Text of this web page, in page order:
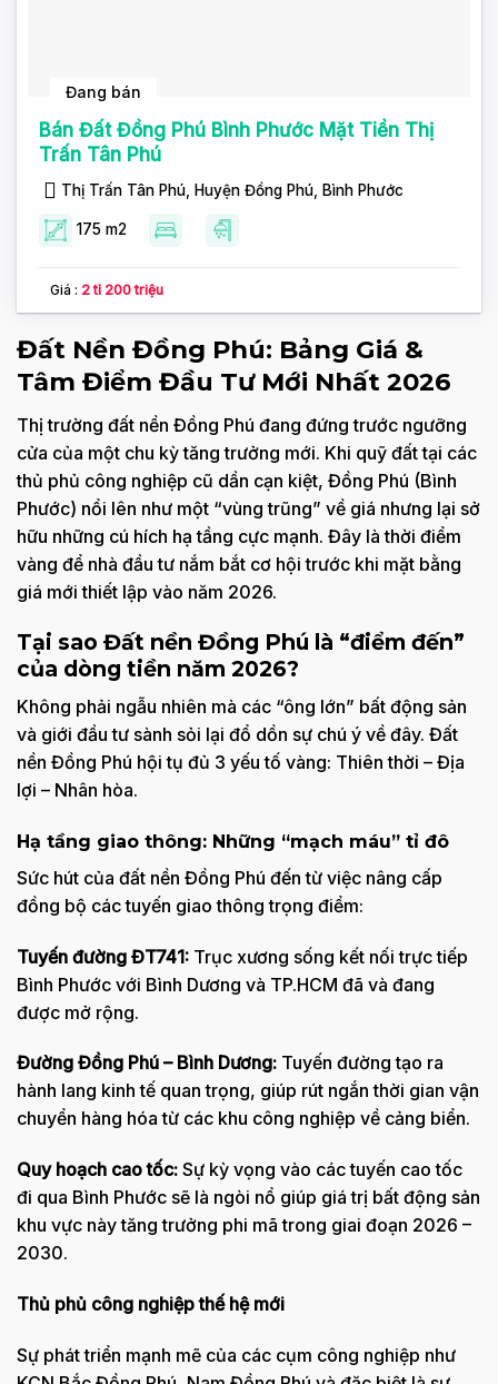
Đang bán
Bán Đất Đồng Phú Bình Phước Mặt Tiền Thị
Trấn Tân Phú
Thị Trấn Tân Phú, Huyện Đồng Phú, Bình Phước
175 m2
Giá : 2 tỉ 200 triệu
Đất Nền Đồng Phú: Bảng Giá &
Tâm Điểm Đầu Tư Mới Nhất 2026
Thị trường đất nền Đồng Phú đang đứng trước ngưỡng
cửa của một chu kỳ tăng trưởng mới. Khi quỹ đất tại các
thủ phủ công nghiệp cũ dần cạn kiệt, Đồng Phú (Bình
Phước) nổi lên như một “vùng trũng” về giá nhưng lại sở
hữu những cú hích hạ tầng cực mạnh. Đây là thời điểm
vàng để nhà đầu tư nắm bắt cơ hội trước khi mặt bằng
giá mới thiết lập vào năm 2026.
Tại sao Đất nền Đồng Phú là “điểm đến”
của dòng tiền năm 2026?
Không phải ngẫu nhiên mà các “ông lớn” bất động sản
và giới đầu tư sành sỏi lại đổ dồn sự chú ý về đây. Đất
nền Đồng Phú hội tụ đủ 3 yếu tố vàng: Thiên thời – Địa
lợi – Nhân hòa.
Hạ tầng giao thông: Những “mạch máu” tỉ đô
Sức hút của đất nền Đồng Phú đến từ việc nâng cấp
đồng bộ các tuyến giao thông trọng điểm:
Tuyến đường ĐT741: Trục xương sống kết nối trực tiếp
Bình Phước với Bình Dương và TP.HCM đã và đang
được mở rộng.
Đường Đồng Phú – Bình Dương: Tuyến đường tạo ra
hành lang kinh tế quan trọng, giúp rút ngắn thời gian vận
chuyển hàng hóa từ các khu công nghiệp về cảng biển.
Quy hoạch cao tốc: Sự kỳ vọng vào các tuyến cao tốc
đi qua Bình Phước sẽ là ngòi nổ giúp giá trị bất động sản
khu vực này tăng trưởng phi mã trong giai đoạn 2026 –
2030.
Thủ phủ công nghiệp thế hệ mới
Sự phát triển mạnh mẽ của các cụm công nghiệp như